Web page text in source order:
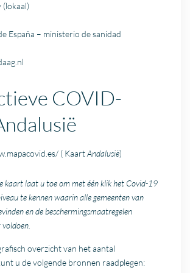
(lokaal)
España – ministerio de sanidad
COVID-
( KaartAndalusië)
kaart laat u toe om met één klik het Covid-19
te kennen waarin alle gemeenten van
en de beschermingsmaatregelen
overzicht van het aantal
u de volgende bronnen raadplegen: